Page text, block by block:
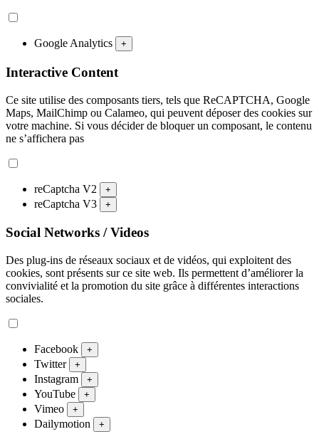
Google Analytics +
Interactive Content
Ce site utilise des composants tiers, tels que ReCAPTCHA, Google
Maps, MailChimp ou Calameo, qui peuvent déposer des cookies sur
votre machine. Si vous décider de bloquer un composant, le contenu
ne s’affichera pas
reCaptcha V2 +
reCaptcha V3 +
Social Networks / Videos
Des plug-ins de réseaux sociaux et de vidéos, qui exploitent des
cookies, sont présents sur ce site web. Ils permettent d’améliorer la
convivialité et la promotion du site grâce à différentes interactions
sociales.
Facebook +
Twitter +
Instagram +
YouTube +
Vimeo +
Dailymotion +